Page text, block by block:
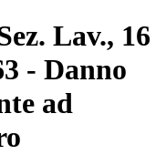
Lav., 16
- Danno
ad